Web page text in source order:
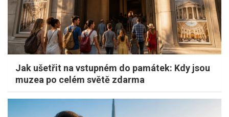
Jak ušetřit na vstupném do památek: Kdy jsou
muzea po celém světě zdarma